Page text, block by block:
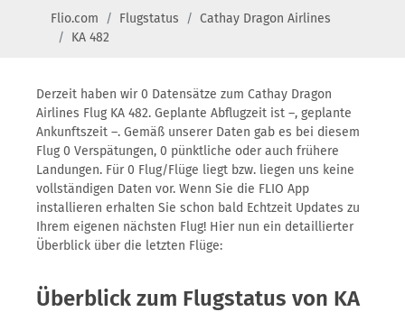
Flio.com Flugstatus
Cathay Dragon Airlines
KA 482
Derzeit haben wir 0 Datensätze zum Cathay Dragon
Airlines Flug KA 482. Geplante Abflugzeit ist –, geplante
Ankunftszeit –. Gemäß unserer Daten gab es bei diesem
Flug 0 Verspätungen, 0 pünktliche oder auch frühere
Landungen. Für 0 Flug/Flüge liegt bzw. liegen uns keine
vollständigen Daten vor. Wenn Sie die FLIO App
installieren erhalten Sie schon bald Echtzeit Updates zu
Ihrem eigenen nächsten Flug! Hier nun ein detaillierter
Überblick über die letzten Flüge:
Überblick zum Flugstatus von KA